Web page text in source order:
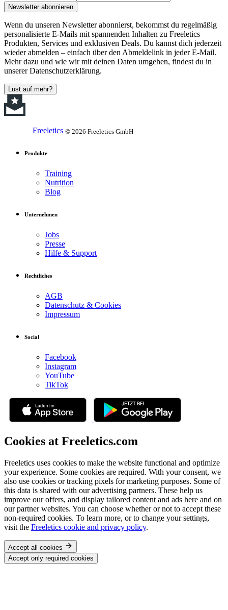
Newsletter abonnieren
Wenn du unseren Newsletter abonnierst, bekommst du regelmäßig
personalisierte E-Mails mit spannenden Inhalten zu Freeletics
Produkten, Services und exklusiven Deals. Du kannst dich jederzeit
wieder abmelden – einfach über den Abmeldelink in jeder E-Mail.
Mehr dazu und wie wir mit deinen Daten umgehen, findest du in
unserer Datenschutzerklärung.
Lust auf mehr?
Freeletics © 2026 Freeletics GmbH
Produkte
Training
Nutrition
Blog
Unternehmen
Jobs
Presse
Hilfe & Support
Rechtliches
AGB
Datenschutz & Cookies
Impressum
Social
Facebook
Instagram
YouTube
TikTok
Cookies at Freeletics.com
Freeletics uses cookies to make the website functional and optimize
your experience. Some cookies are required. With your consent, we
also use cookies or tracking pixels for marketing purposes. Some of
this data is shared with our advertising partners. These help us
improve our offers, and display tailored content and ads here and on
our partner websites. You can choose whether or not to accept these
non-required cookies. To learn more, or to change your settings,
visit the Freeletics cookie and privacy policy.
Accept all cookies
Accept only required cookies